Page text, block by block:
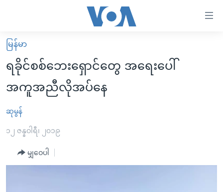
လွယ်ကူ
စေ
များ
ပင်မ
မူလစာမျက်နှာ
မြန်မာ
ကမ္ဘာ့သတင်းများ
နိုင်ငံတကာ
အမေရိကန်
အစ္စရေး-ပါလက်စတိုင်း
ဗွီဒီယို
သတင်းလွတ်လပ်ခွင့်
အင်္ဂလိပ်စာလေ့လာမယ်
မြန်မာ
ရခိုင်စစ်ဘေးရှောင်တွေ အရေးပေါ်
အကူအညီလိုအပ်နေ
ဆုမွန်
၁၂ ဇန္နဝါရီ၊ ၂၀၁၉
မျှဝေပါ